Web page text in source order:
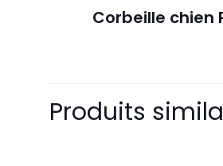
Corbeille chien
Produits